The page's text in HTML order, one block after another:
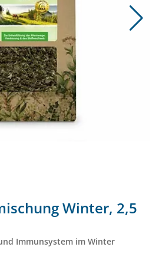
Winter, 2,5
Immunsystem im Winter